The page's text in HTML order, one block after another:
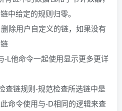
中给定的规则归零。
除用户自定义的链，如果没有
命令一起使用显示更多更详
规则-规范检查所选链中是
命令使用与-D相同的逻辑来查